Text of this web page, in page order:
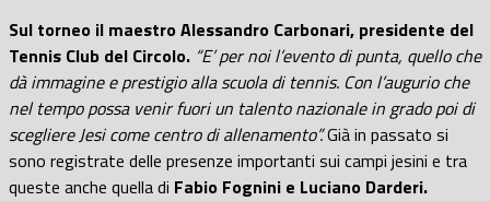
Sul torneo il maestro Alessandro Carbonari, presidente del
Tennis Club del Circolo. “E’ per noi l’evento di punta, quello che
dà immagine e prestigio alla scuola di tennis. Con l’augurio che
nel tempo possa venir fuori un talento nazionale in grado poi di
scegliere Jesi come centro di allenamento”.Già in passato si
sono registrate delle presenze importanti sui campi jesini e tra
queste anche quella di Fabio Fognini e Luciano Darderi.